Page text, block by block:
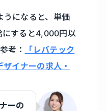
うになると、単価
にすると4,000円以
考：
「レバテック
イナーの求人・
ーの